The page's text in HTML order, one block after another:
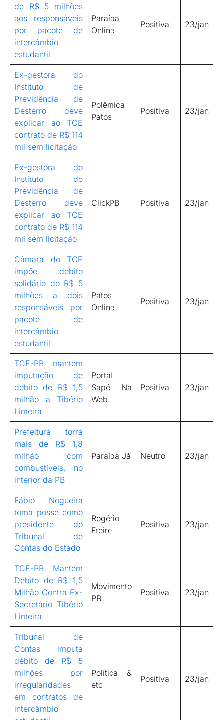
de R$ 5 milhões
aos responsáveis
por pacote de
intercâmbio
estudantil
Paraíba
Online
Positiva 23/jan
Ex-gestora do
Instituto de
Previdência de
Desterro deve
explicar ao TCE
contrato de R$ 114
mil sem licitação
Polêmica
Patos
Positiva 23/jan
Ex-gestora do
Instituto de
Previdência de
Desterro deve
explicar ao TCE
contrato de R$ 114
mil sem licitação
ClickPB Positiva 23/jan
Câmara do TCE
impõe débito
solidário de R$ 5
milhões a dois
responsáveis por
pacote de
intercâmbio
estudantil
Patos
Online
Positiva 23/jan
TCE-PB mantém
imputação de
débito de R$ 1,5
milhão a Tibério
Limeira
Portal
Sapé Na
Web
Positiva 23/jan
Prefeitura torra
mais de R$ 1,8
milhão com
combustíveis, no
interior da PB
Paraíba Já Neutro 23/jan
Fábio Nogueira
toma posse como
presidente do
Tribunal de
Contas do Estado
Rogério
Freire
Positiva 23/jan
TCE-PB Mantém
Débito de R$ 1,5
Milhão Contra Ex-
Secretário Tibério
Limeira
Movimento
PB
Positiva 23/jan
Tribunal de
Contas imputa
débito de R$ 5
milhões por
irregularidades
em contratos de
intercâmbio
Política &
etc
Positiva 23/jan